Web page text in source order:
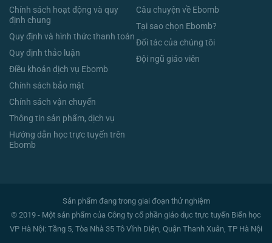
Chính sách hoạt động và quy
định chung
Quy định và hình thức thanh toán
Quy định thảo luận
Điều khoản dịch vụ Ebomb
Chính sách bảo mật
Chính sách vận chuyển
Thông tin sản phẩm, dịch vụ
Hướng dẫn học trực tuyến trên
Ebomb
Câu chuyện về Ebomb
Tại sao chọn Ebomb?
Đối tác của chúng tôi
Đội ngũ giáo viên
Sản phẩm đang trong giai đoạn thử nghiệm
© 2019 - Một sản phẩm của Công ty cổ phần giáo dục trực tuyến Biển học
VP Hà Nội: Tầng 5, Tòa Nhà 35 Tô Vĩnh Diện, Quận Thanh Xuân, TP Hà Nội